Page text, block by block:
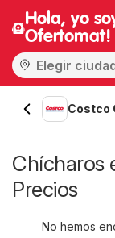
Hola, yo
Ofertomat!
Costco
Chícharos
Precios
No hemos